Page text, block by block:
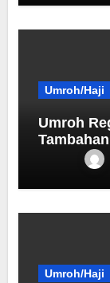
Umroh/Haji
Umroh
Umroh/Haji